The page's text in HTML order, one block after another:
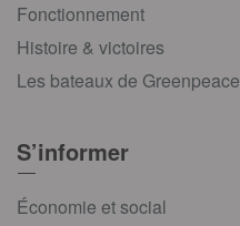
Fonctionnement
Histoire & victoires
Les bateaux de Greenpeace
S’informer
Économie et social